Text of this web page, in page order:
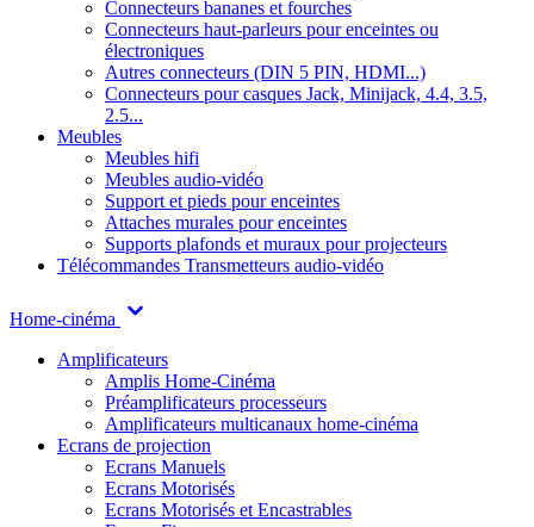
Connecteurs bananes et fourches
Connecteurs haut-parleurs pour enceintes ou
électroniques
Autres connecteurs (DIN 5 PIN, HDMI...)
Connecteurs pour casques Jack, Minijack, 4.4, 3.5,
2.5...
Meubles
Meubles hifi
Meubles audio-vidéo
Support et pieds pour enceintes
Attaches murales pour enceintes
Supports plafonds et muraux pour projecteurs
Télécommandes Transmetteurs audio-vidéo
Home-cinéma
Amplificateurs
Amplis Home-Cinéma
Préamplificateurs processeurs
Amplificateurs multicanaux home-cinéma
Ecrans de projection
Ecrans Manuels
Ecrans Motorisés
Ecrans Motorisés et Encastrables